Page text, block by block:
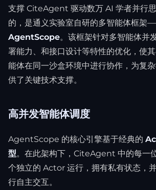
支撑 CiteAgent 驱动数万 AI 学者并行
的，是通义实验室自研的多智能体框架
AgentScope。该框架针对多智能体并
署能力、和接口设计等特性的优化，使
能体在同一沙盒环境中进行协作，为复
供了关键技术支撑。
高并发智能体调度
AgentScope 的核心引擎基于经典的
型。在此架构下，CiteAgent 中的每一
个独立的 Actor 运行，拥有私有状态，
行自主交互。